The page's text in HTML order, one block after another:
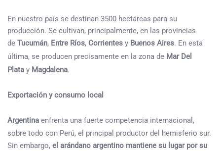
En nuestro país se destinan 3500 hectáreas para su
producción. Se cultivan, principalmente, en las provincias
de Tucumán, Entre Ríos, Corrientes y Buenos Aires. En esta
última, se producen precisamente en la zona de Mar Del
Plata y Magdalena.
Exportación y consumo local
Argentina enfrenta una fuerte competencia internacional,
sobre todo con Perú, el principal productor del hemisferio sur.
Sin embargo, el arándano argentino mantiene su lugar por su